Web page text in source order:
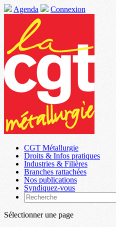
Agenda Connexion
CGT Métallurgie
Droits & Infos pratiques
Industries & Filières
Branches rattachées
Nos publications
Syndiquez-vous
Sélectionner une page